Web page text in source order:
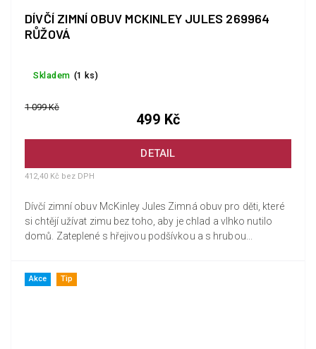
DÍVČÍ ZIMNÍ OBUV MCKINLEY JULES 269964
RŮŽOVÁ
Skladem (1 ks)
DETAIL
412,40 Kč bez DPH
1 099 Kč
499 Kč
Dívčí zimní obuv McKinley Jules Zimná obuv pro děti, které
si chtějí užívat zimu bez toho, aby je chlad a vlhko nutilo
domů. Zateplené s hřejivou podšívkou a s hrubou...
Akce Tip